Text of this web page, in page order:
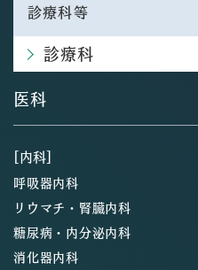
診療科等
診療科
医科
[内科]
呼吸器内科
リウマチ・腎臓内科
糖尿病・内分泌内科
消化器内科